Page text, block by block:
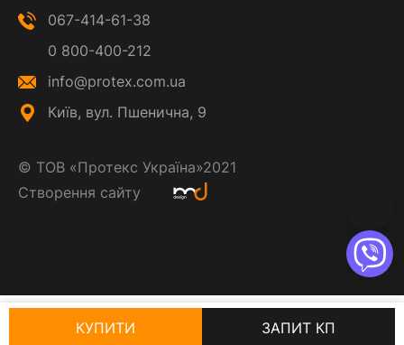
067-414-61-38
0 800-400-212
info@protex.com.ua
Київ, вул. Пшенична, 9
© ТОВ «Протекс Україна»2021
Створення сайту
КУПИТИ ЗАПИТ КП